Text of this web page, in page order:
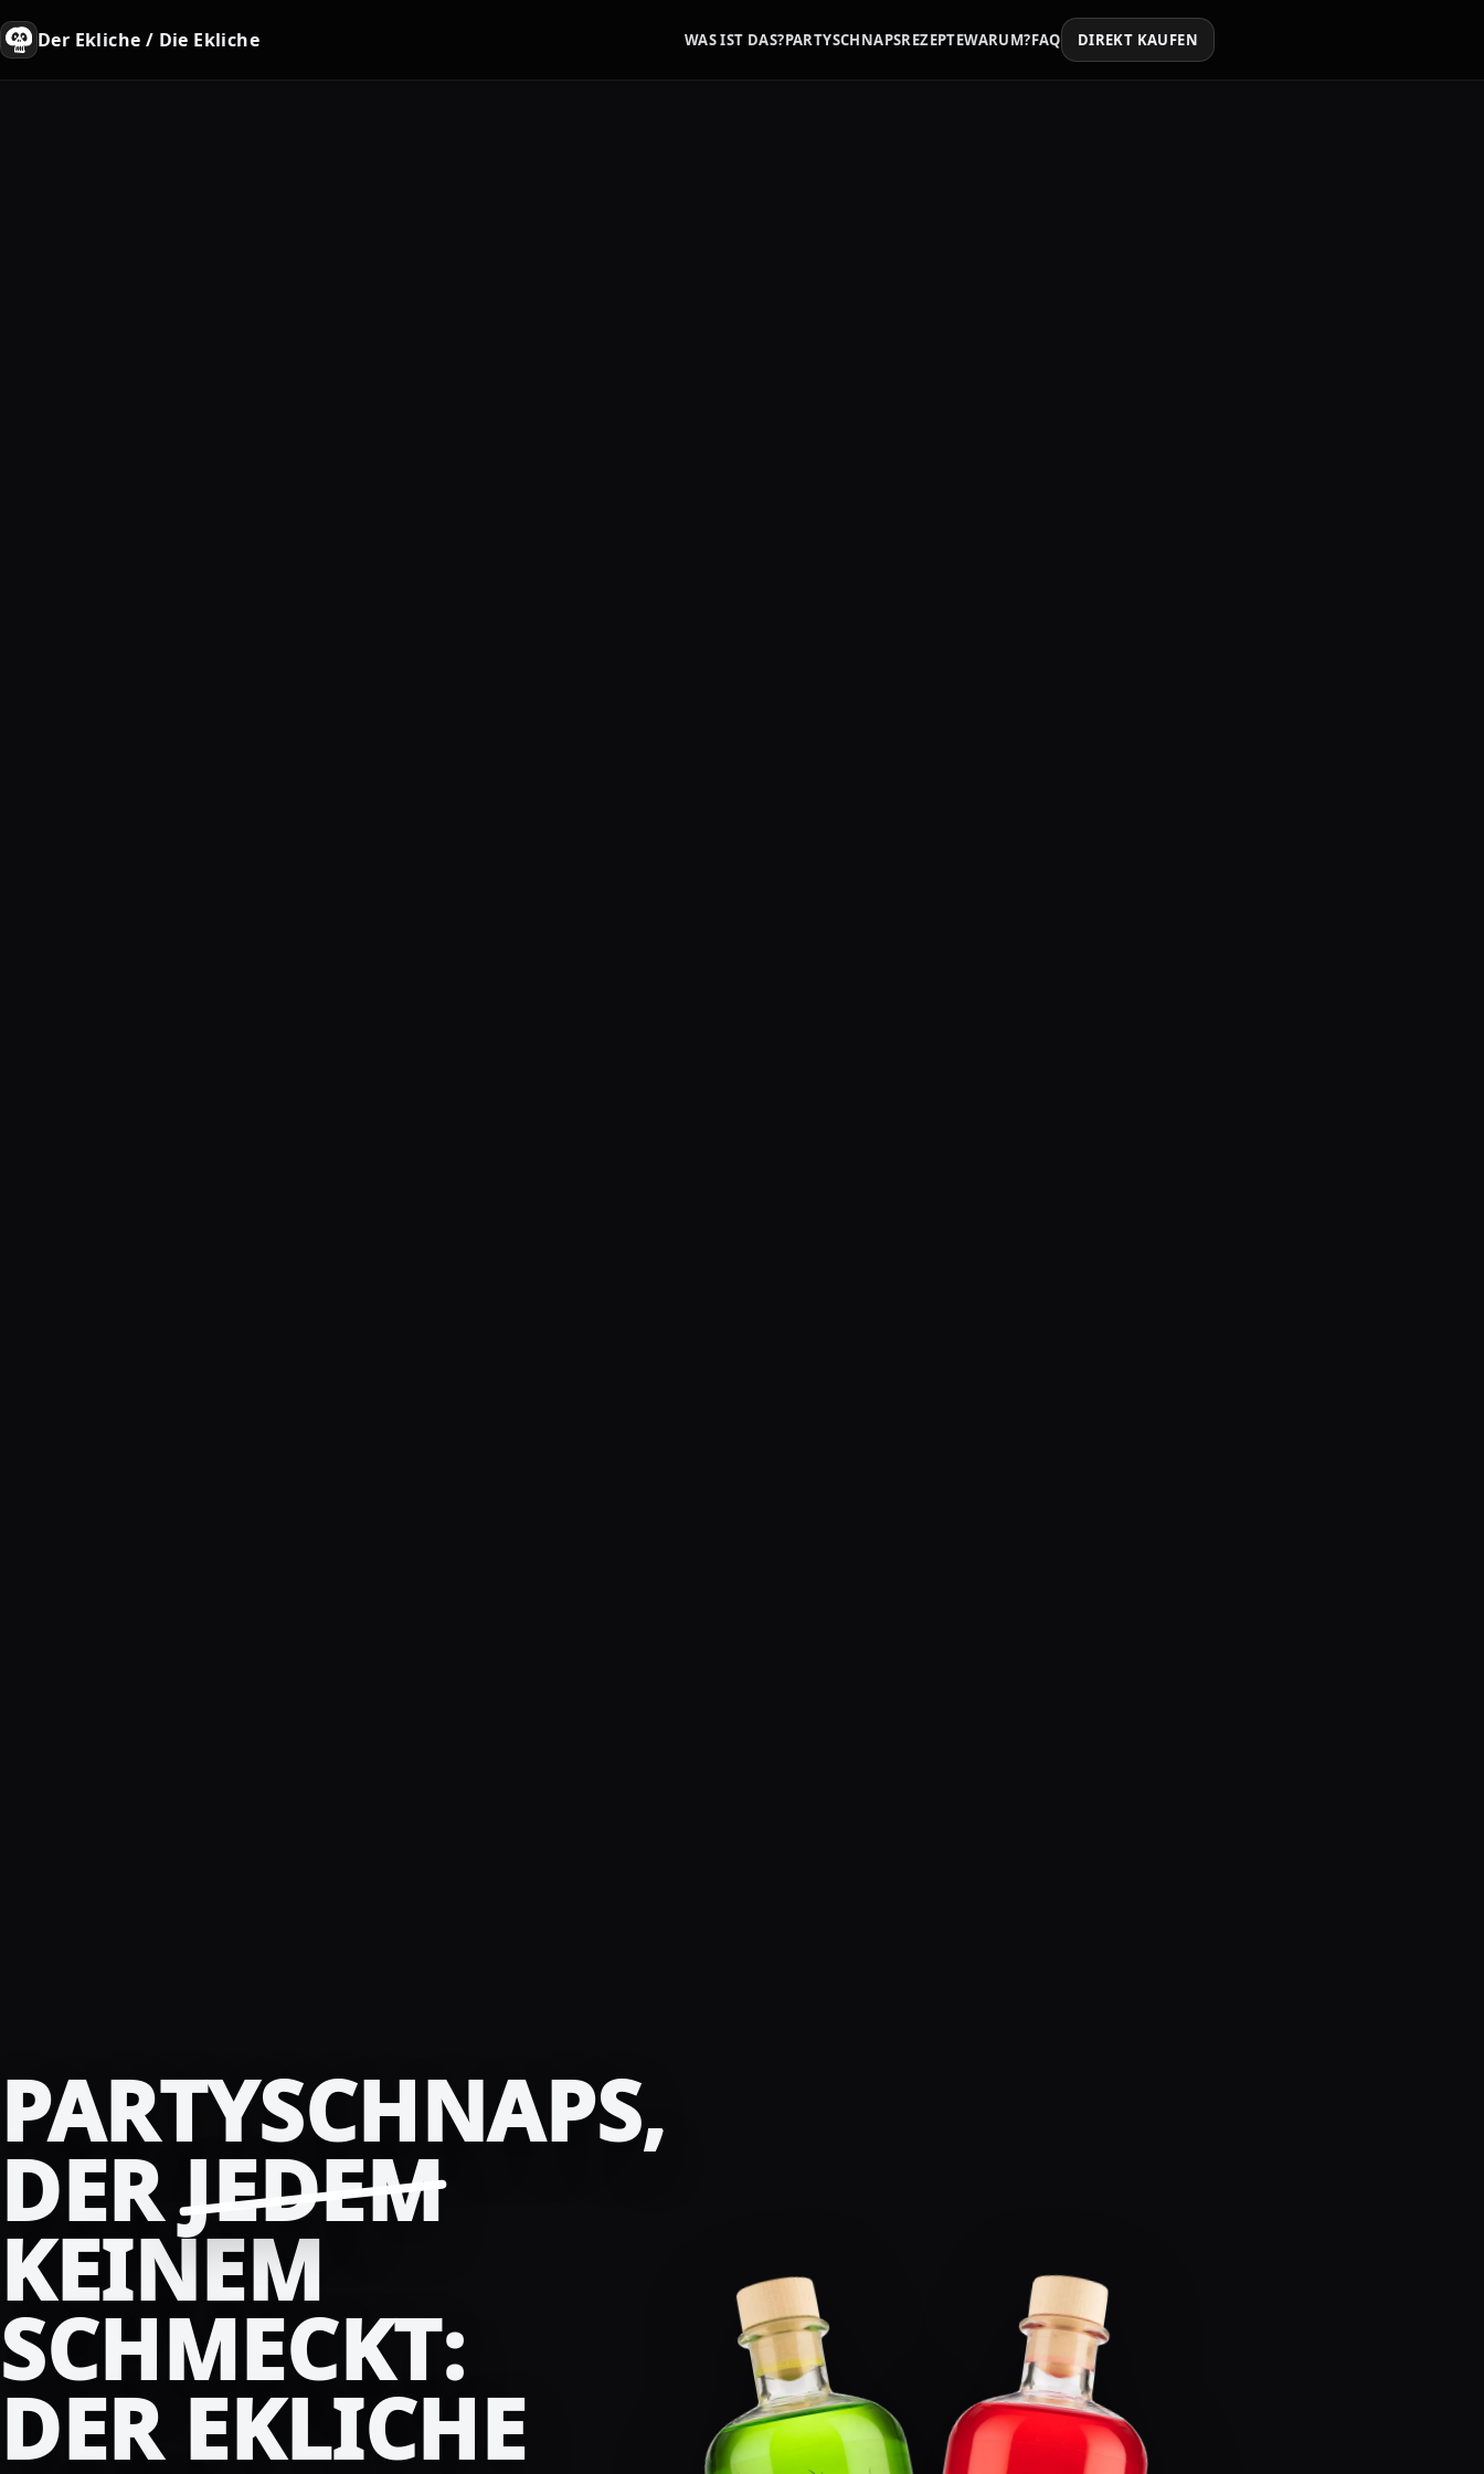
Der Ekliche / Die Ekliche WAS IST DAS?PARTYSCHNAPSREZEPTEWARUM?FAQ DIREKT KAUFEN
PARTYSCHNAPS,
DERJEDEM
KEINEM
SCHMECKT:
DER EKLICHE